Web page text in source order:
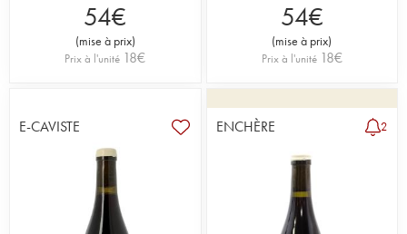
54€
(mise à prix)
Prix à l'unité 18€
54€
(mise à prix)
Prix à l'unité 18€
E-CAVISTE ENCHÈRE 2